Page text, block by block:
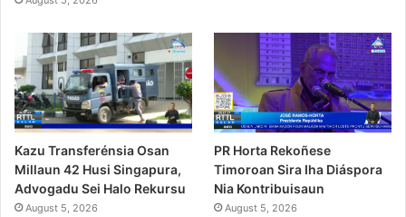
Kazu Transferénsia Osan
Millaun 42 Husi Singapura,
Advogadu Sei Halo Rekursu
August 5, 2026
PR Horta Rekoñese
Timoroan Sira Iha Diáspora
Nia Kontribuisaun
August 5, 2026